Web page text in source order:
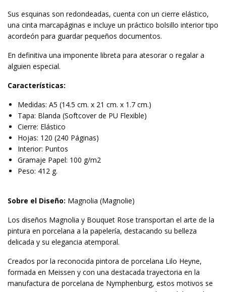
Sus esquinas son redondeadas, cuenta con un cierre elástico,
una cinta marcapáginas e incluye un práctico bolsillo interior tipo
acordeón para guardar pequeños documentos.
En definitiva una imponente libreta para atesorar o regalar a
alguien especial.
Características:
Medidas: A5 (14.5 cm. x 21 cm. x 1.7 cm.)
Tapa: Blanda (Softcover de PU Flexible)
Cierre: Elástico
Hojas: 120 (240 Páginas)
Interior: Puntos
Gramaje Papel: 100 g/m2
Peso: 412 g.
Sobre el Diseño: Magnolia (Magnolie)
Los diseños Magnolia y Bouquet Rose transportan el arte de la
pintura en porcelana a la papelería, destacando su belleza
delicada y su elegancia atemporal.
Creados por la reconocida pintora de porcelana Lilo Heyne,
formada en Meissen y con una destacada trayectoria en la
manufactura de porcelana de Nymphenburg, estos motivos se